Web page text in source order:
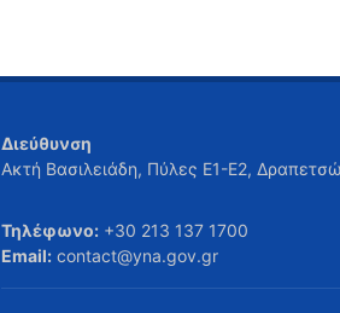
Διεύθυνση
Ακτή Βασιλειάδη, Πύλες Ε1-Ε2,
Τηλέφωνο: +30 213 137 1700
Email: contact@yna.gov.gr